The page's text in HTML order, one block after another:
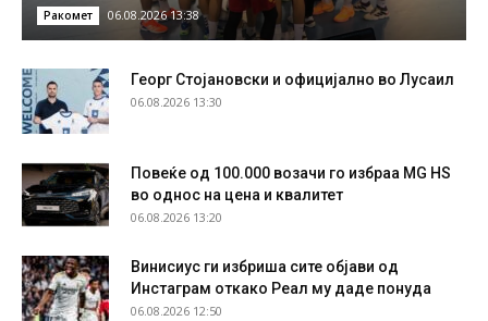
Ракомет 06.08.2026 13:38
Георг Стојановски и официјално во Лусаил
06.08.2026 13:30
Повеќе од 100.000 возачи го избраа MG HS
во однос на цена и квалитет
06.08.2026 13:20
Винисиус ги избриша сите објави од
Инстаграм откако Реал му даде понуда
06.08.2026 12:50